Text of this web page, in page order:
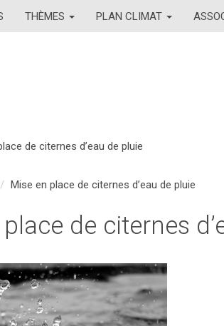
THÈMES PLAN CLIMAT
de citernes d’eau de pluie
Mise en place de citernes d’eau de pluie
de citernes